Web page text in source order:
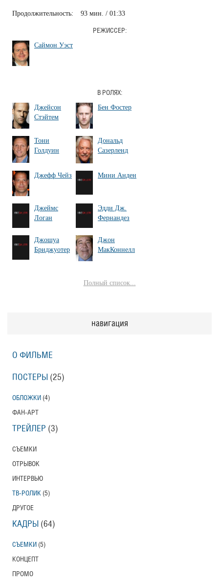
Продолжительность: 93 мин. / 01:33
РЕЖИССЕР:
Саймон Уэст
В РОЛЯХ:
Джейсон
Стэйтем
Бен Фостер
Тони
Голдуин
Дональд
Сазерленд
Джефф Чейз Мини Анден
Джеймс
Логан
Эдди Дж.
Фернандез
Джошуа
Бриджуотер
Джон
МакКоннелл
Полный список...
навигация
О ФИЛЬМЕ
ПОСТЕРЫ (25)
ОБЛОЖКИ (4)
ФАН-АРТ
ТРЕЙЛЕР (3)
СЪЕМКИ
ОТРЫВОК
ИНТЕРВЬЮ
ТВ-РОЛИК (5)
ДРУГОЕ
КАДРЫ (64)
СЪЕМКИ (5)
КОНЦЕПТ
ПРОМО